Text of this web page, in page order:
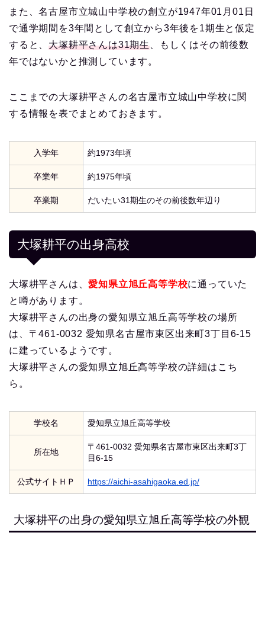
また、名古屋市立城山中学校の創立が1947年01月01日
で通学期間を3年間として創立から3年後を1期生と仮定
すると、大塚耕平さんは31期生 、もしくはその前後数
年ではないかと推測しています。
ここまでの大塚耕平さんの名古屋市立城山中学校に関
する情報を表でまとめておきます。
入学年 約1973年頃
卒業年 約1975年頃
卒業期 だいたい31期生のその前後数年辺り
大塚耕平の出身高校
大塚耕平さんは、愛知県立旭丘高等学校に通っていた
と噂があります。
大塚耕平さんの出身の愛知県立旭丘高等学校の場所
は、〒461-0032 愛知県名古屋市東区出来町3丁目6-15
に建っているようです。
大塚耕平さんの愛知県立旭丘高等学校の詳細はこち
ら。
学校名 愛知県立旭丘高等学校
所在地
〒461-0032 愛知県名古屋市東区出来町3丁
目6-15
公式サイトＨＰ https://aichi-asahigaoka.ed.jp/
大塚耕平の出身の愛知県立旭丘高等学校の外観